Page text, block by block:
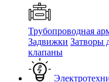
Трубопроводная
Задвижки Затворы
клапаны